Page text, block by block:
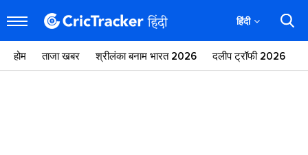
हिंदी
होम ताजा खबर श्रीलंका बनाम भारत 2026 दलीप ट्रॉफी 2026